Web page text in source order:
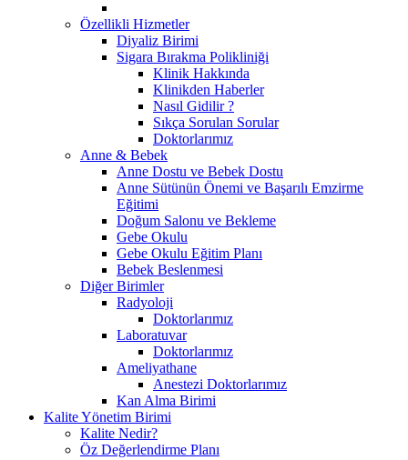
Özellikli Hizmetler
Diyaliz Birimi
Sigara Bırakma Polikliniği
Klinik Hakkında
Klinikden Haberler
Nasıl Gidilir ?
Sıkça Sorulan Sorular
Doktorlarımız
Anne & Bebek
Anne Dostu ve Bebek Dostu
Anne Sütünün Önemi ve Başarılı Emzirme
Eğitimi
Doğum Salonu ve Bekleme
Gebe Okulu
Gebe Okulu Eğitim Planı
Bebek Beslenmesi
Diğer Birimler
Radyoloji
Doktorlarımız
Laboratuvar
Doktorlarımız
Ameliyathane
Anestezi Doktorlarımız
Kan Alma Birimi
Kalite Yönetim Birimi
Kalite Nedir?
Öz Değerlendirme Planı